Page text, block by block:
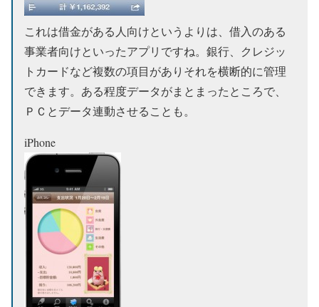
これは借金がある人向けというよりは、借入のある
事業者向けといったアプリですね。銀行、クレジッ
トカードなど複数の項目がありそれを横断的に管理
できます。ある程度データがまとまったところで、
ＰＣとデータ連動させることも。
iPhone